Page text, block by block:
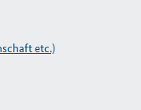
etc.)